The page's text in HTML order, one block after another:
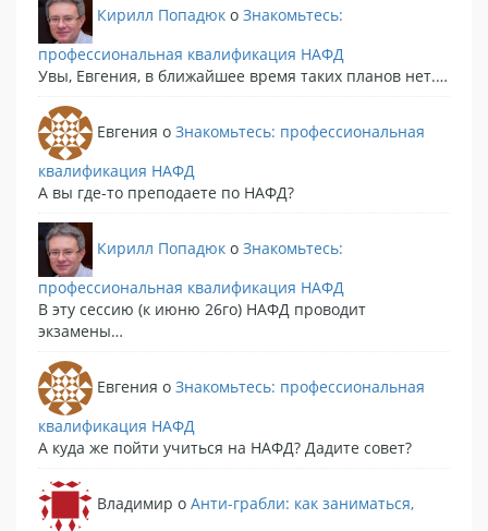
Кирилл Попадюк o Знакомьтесь:
профессиональная квалификация НАФД
Увы, Евгения, в ближайшее время таких планов нет.…
Евгения o Знакомьтесь: профессиональная
квалификация НАФД
А вы где-то преподаете по НАФД?
Кирилл Попадюк o Знакомьтесь:
профессиональная квалификация НАФД
В эту сессию (к июню 26го) НАФД проводит
экзамены…
Евгения o Знакомьтесь: профессиональная
квалификация НАФД
А куда же пойти учиться на НАФД? Дадите совет?
Владимир o Анти-грабли: как заниматься,